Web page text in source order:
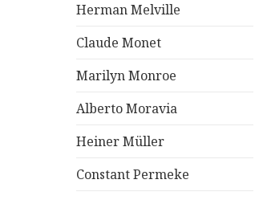
Herman Melville
Claude Monet
Marilyn Monroe
Alberto Moravia
Heiner Müller
Constant Permeke